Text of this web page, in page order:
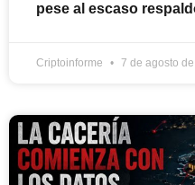
pese al escaso
Criptoinforme 7 de agosto